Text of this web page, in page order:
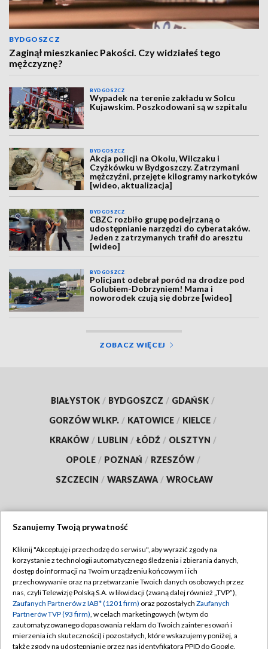
BYDGOSZCZ
Zaginął mieszkaniec Pakości. Czy widziałeś tego
mężczyznę?
BYDGOSZCZ
Wypadek na terenie zakładu w Solcu
Kujawskim. Poszkodowani są w szpitalu
BYDGOSZCZ
Akcja policji na Okolu, Wilczaku i
Czyżkówku w Bydgoszczy. Zatrzymani
mężczyźni, przejęte kilogramy narkotyków
[wideo, aktualizacja]
BYDGOSZCZ
CBZC rozbiło grupę podejrzaną o
udostępnianie narzędzi do cyberataków.
Jeden z zatrzymanych trafił do aresztu
[wideo]
BYDGOSZCZ
Policjant odebrał poród na drodze pod
Golubiem-Dobrzyniem! Mama i
noworodek czują się dobrze [wideo]
ZOBACZ WIĘCEJ
BIAŁYSTOK / BYDGOSZCZ / GDAŃSK /
GORZÓW WLKP. / KATOWICE / KIELCE /
KRAKÓW / LUBLIN / ŁÓDŹ / OLSZTYN /
OPOLE / POZNAŃ / RZESZÓW /
SZCZECIN / WARSZAWA / WROCŁAW
TVP
Abonament TVP
Emisja w TVP
Centrum informacji TVP
Naziemna Telewizja Cyfrowa
Regulamin TVP
Polityka prywatności
Moje zgody
Pomoc
Szanujemy Twoją prywatność
Kliknij "Akceptuję i przechodzę do serwisu", aby wyrazić zgody na
korzystanie z technologii automatycznego śledzenia i zbierania danych,
dostęp do informacji na Twoim urządzeniu końcowym i ich
przechowywanie oraz na przetwarzanie Twoich danych osobowych przez
nas, czyli Telewizję Polską S.A. w likwidacji (zwaną dalej również „TVP”),
Zaufanych Partnerów z IAB* (1201 firm) oraz pozostałych Zaufanych
Partnerów TVP (93 firm), w celach marketingowych (w tym do
zautomatyzowanego dopasowania reklam do Twoich zainteresowań i
mierzenia ich skuteczności) i pozostałych, które wskazujemy poniżej, a
także zgody na udostępnianie przez nas identyfikatora PPID do Google.